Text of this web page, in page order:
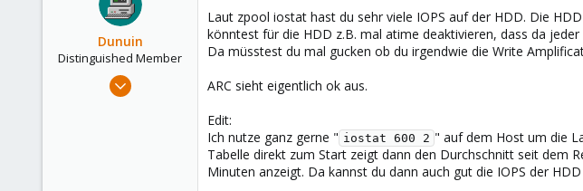
Dunuin
Distinguished Member
Jun 30, 2020
Laut zpool iostat hast du sehr viele IOPS auf der HDD. Die
könntest für die HDD z.B. mal atime deaktivieren, dass da
Da müsstest du mal gucken ob du irgendwie die Write
ARC sieht eigentlich ok aus.
Edit:
Ich nutze ganz gerne " iostat 600 2 " auf dem Host um die
Tabelle direkt zum Start zeigt dann den Durchschnitt seit dem
Minuten anzeigt. Da kannst du dann auch gut die IOPS der